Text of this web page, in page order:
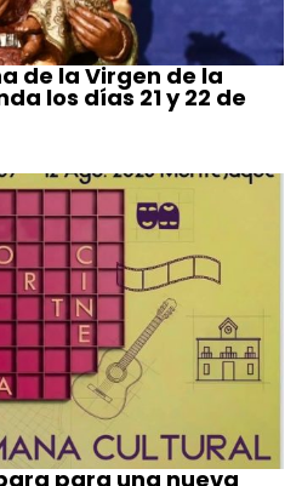
de la Virgen de la
los días 21 y 22 de
para una nueva